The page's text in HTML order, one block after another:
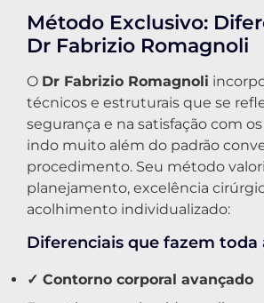
Método Exclusivo:
Dr Fabrizio Romagnoli
O Dr Fabrizio Romagnoli
técnicos e estruturais que se
segurança e na satisfação com
indo muito além do padrão
procedimento. Seu método
planejamento, excelência
acolhimento individualizado:
Diferenciais que fazem toda
✓ Contorno corporal avançado